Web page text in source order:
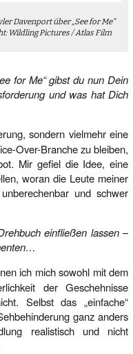
Davenport über „See for Me“
Wildling Pictures / Atlas Film
for Me“ gibst du nun Dein
und was hat Dich
sondern vielmehr eine
Over-Branche zu bleiben,
Mir gefiel die Idee, eine
woran die Leute meiner
und schwer
einfließen lassen –
ich mich sowohl mit dem
der Geschehnisse
Selbst das „einfache“
ganz anders
realistisch und nicht